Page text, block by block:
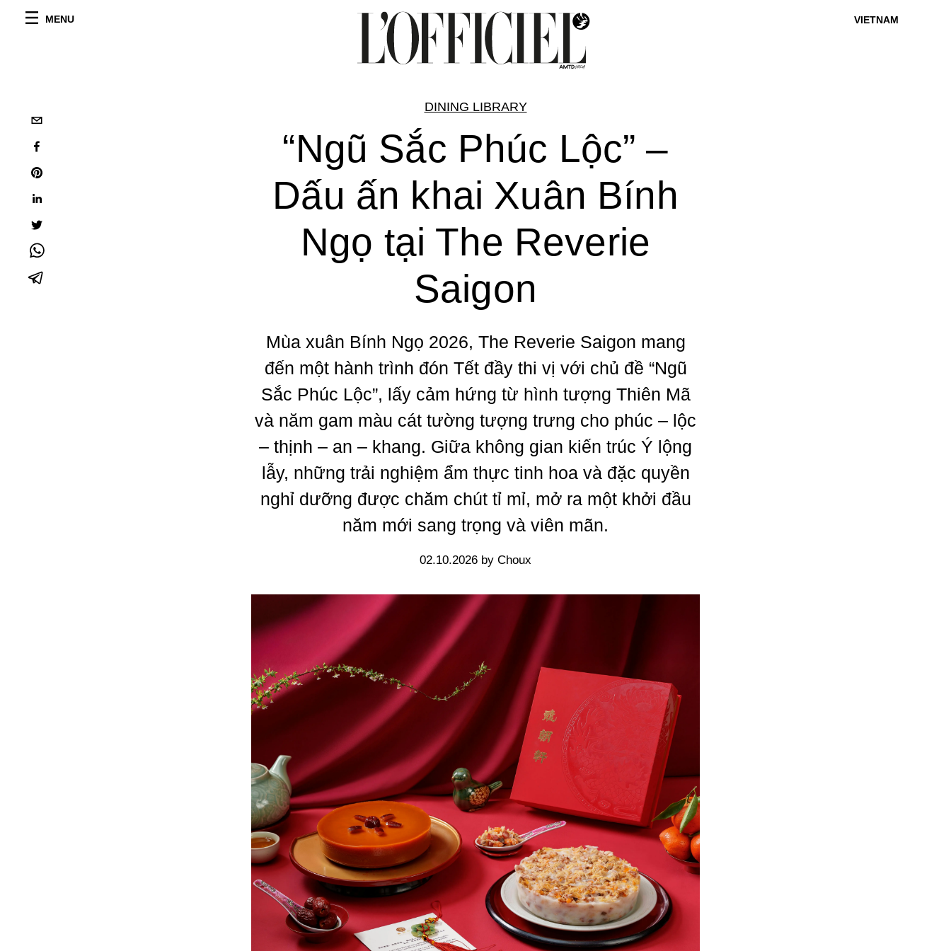
MENU VIETNAM
DINING LIBRARY
“Ngũ Sắc Phúc Lộc” –
Dấu ấn khai Xuân Bính
Ngọ tại The Reverie
Saigon
Mùa xuân Bính Ngọ 2026, The Reverie Saigon mang
đến một hành trình đón Tết đầy thi vị với chủ đề “Ngũ
Sắc Phúc Lộc”, lấy cảm hứng từ hình tượng Thiên Mã
và năm gam màu cát tường tượng trưng cho phúc – lộc
– thịnh – an – khang. Giữa không gian kiến trúc Ý lộng
lẫy, những trải nghiệm ẩm thực tinh hoa và đặc quyền
nghỉ dưỡng được chăm chút tỉ mỉ, mở ra một khởi đầu
năm mới sang trọng và viên mãn.
02.10.2026 by Choux